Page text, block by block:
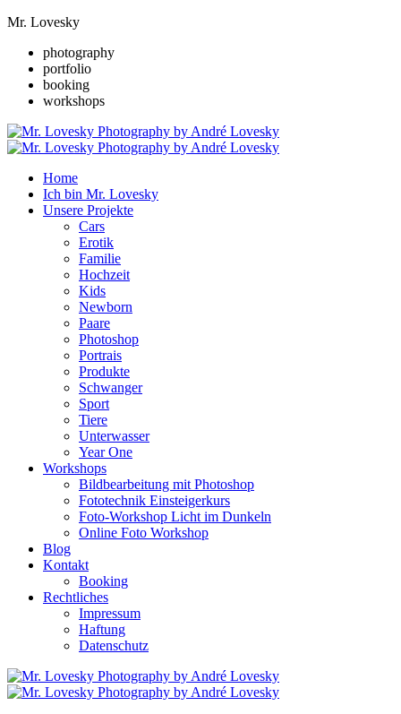
Mr. Lovesky
photography
portfolio
booking
workshops
Home
Ich bin Mr. Lovesky
Unsere Projekte
Cars
Erotik
Familie
Hochzeit
Kids
Newborn
Paare
Photoshop
Portrais
Produkte
Schwanger
Sport
Tiere
Unterwasser
Year One
Workshops
Bildbearbeitung mit Photoshop
Fototechnik Einsteigerkurs
Foto-Workshop Licht im Dunkeln
Online Foto Workshop
Blog
Kontakt
Booking
Rechtliches
Impressum
Haftung
Datenschutz